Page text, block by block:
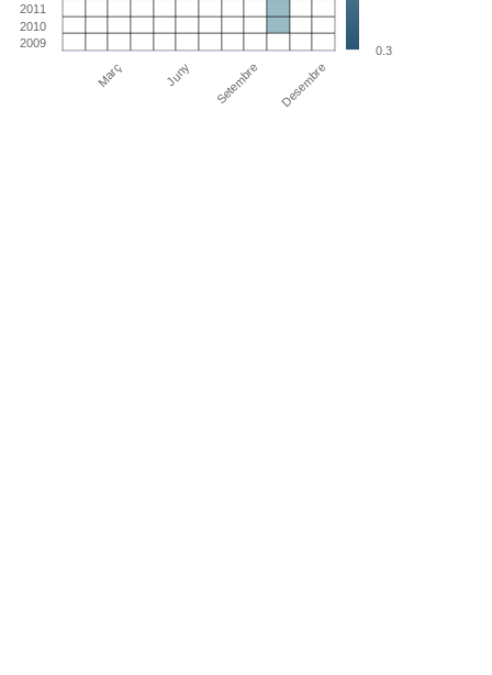
0.3
Març Juny Setembre Desembre
2009
2010
2011